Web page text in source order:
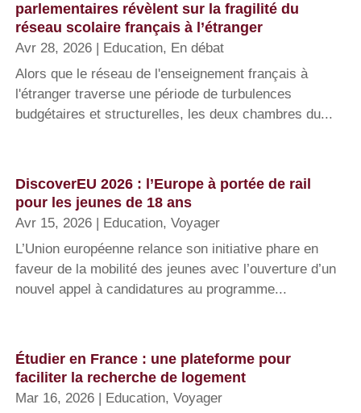
parlementaires révèlent sur la fragilité du
réseau scolaire français à l’étranger
Avr 28, 2026 Education, En débat
Alors que le réseau de l'enseignement français à
l'étranger traverse une période de turbulences
budgétaires et structurelles, les deux chambres du...
DiscoverEU 2026 : l’Europe à portée de rail
pour les jeunes de 18 ans
Avr 15, 2026 Education, Voyager
L’Union européenne relance son initiative phare en
faveur de la mobilité des jeunes avec l’ouverture d’un
nouvel appel à candidatures au programme...
Étudier en France : une plateforme pour
faciliter la recherche de logement
Mar 16, 2026 Education, Voyager